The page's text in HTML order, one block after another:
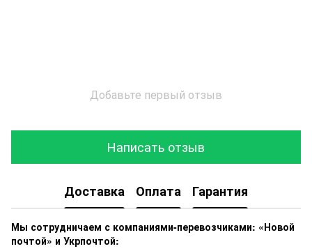
Добавьте первый отзыв
Написать отзыв
Доставка Оплата Гарантия
Мы сотрудничаем с компаниями-перевозчиками: «Новой
почтой» и Укрпочтой: